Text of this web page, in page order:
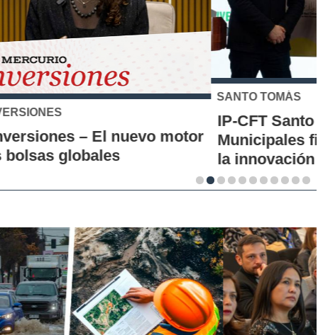
SANTO TOMÁS
IP-CFT Santo Tomás y Red de Hubs
Municipales firman alianza para impulsar
la innovación en los territorios